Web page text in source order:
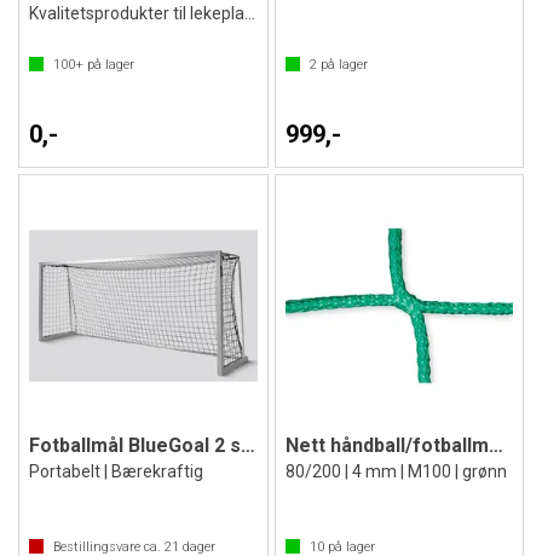
100+ på lager
0,-
2på lager
999,-
Fotballmål BlueGoal 2 stk.
Portabelt | Bærekraftig
Bestillingsvare ca. 21 dager
Nett håndball/fotballmål 3x2 m
80/200 | 4 mm | M100 | grønn
10på lager